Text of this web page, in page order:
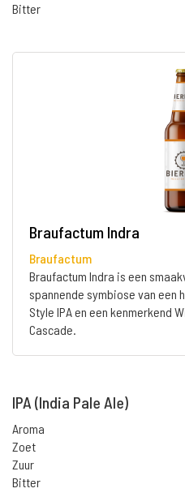
Bitter
Braufactum Indra
Braufactum
Braufactum Indra is een
spannende symbiose van een
Style IPA en een kenmerkend
Cascade.
IPA (India Pale Ale)
Aroma
Zoet
Zuur
Bitter